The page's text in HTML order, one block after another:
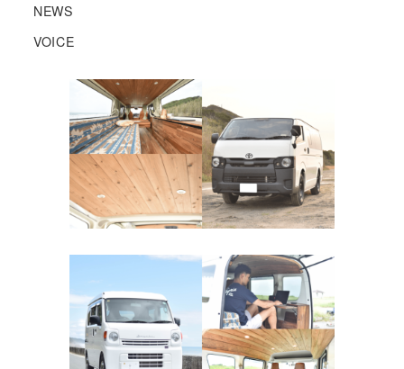
NEWS
VOICE